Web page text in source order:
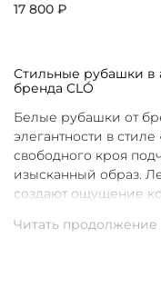
17 800 ₽
Стильные рубашки в
бренда CLÓ
Белые рубашки от
элегантности в
свободного кроя
изысканный образ.
создают ощущение
чистоты и